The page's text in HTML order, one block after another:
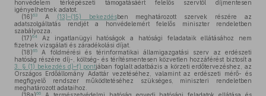
honvédelem térképészeti támogatásáért felelős szervtől díjmentesen
igényelhetnek adatot.
(16)63 A (13)–(15) bekezdésben meghatározott szervek részére az
adatszolgáltatás rendjét a honvédelemért felelős miniszter rendeletben
szabályozza.
(17)64
Az ingatlanügyi hatóságok a hatósági feladataik ellátásához nem
fizetnek vizsgálati és záradékolási díjat.
(18)65
A földmérési és térinformatikai államigazgatási szerv az erdészeti
hatóság részére díj-, költség- és térítésmentesen közvetlen hozzáférést biztosít a
3. § (1) bekezdés d)–f) pontjában foglalt adatbázis a körzeti erdőtervezéshez, az
Országos Erdőállomány Adattár vezetéséhez, valamint az erdészeti mérő- és
megfigyelő rendszer működtetéséhez szükséges, miniszteri rendeletben
meghatározott adataihoz.
66